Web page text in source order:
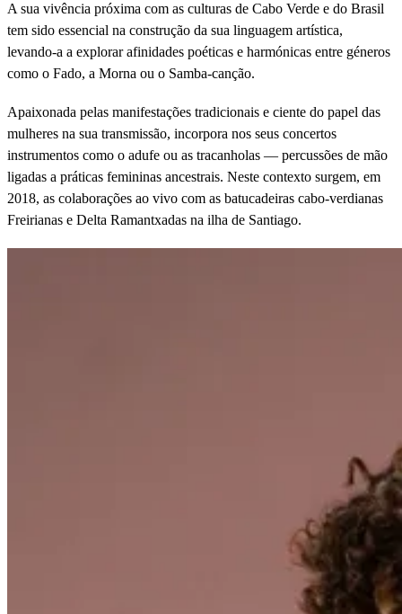
A sua vivência próxima com as culturas de Cabo Verde e do Brasil
tem sido essencial na construção da sua linguagem artística,
levando-a a explorar afinidades poéticas e harmónicas entre géneros
como o Fado, a Morna ou o Samba-canção.
Apaixonada pelas manifestações tradicionais e ciente do papel das
mulheres na sua transmissão, incorpora nos seus concertos
instrumentos como o adufe ou as tracanholas — percussões de mão
ligadas a práticas femininas ancestrais. Neste contexto surgem, em
2018, as colaborações ao vivo com as batucadeiras cabo-verdianas
Freirianas e Delta Ramantxadas na ilha de Santiago.